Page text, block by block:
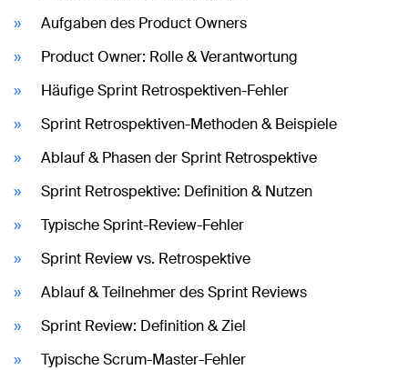
Aufgaben des Product Owners
Product Owner: Rolle & Verantwortung
Häufige Sprint Retrospektiven-Fehler
Sprint Retrospektiven-Methoden & Beispiele
Ablauf & Phasen der Sprint Retrospektive
Sprint Retrospektive: Definition & Nutzen
Typische Sprint-Review-Fehler
Sprint Review vs. Retrospektive
Ablauf & Teilnehmer des Sprint Reviews
Sprint Review: Definition & Ziel
Typische Scrum-Master-Fehler